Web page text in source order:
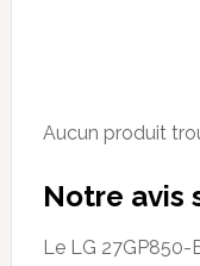
Aucun produit
Notre avis
Le LG 27GP850-